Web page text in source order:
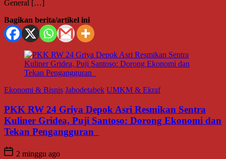
General […]
Bagikan berita/artikel ini
Ekonomi & Bisnis Jabodetabek UMKM & Ekraf
PKK RW 24 Griya Depok Asri Resmikan Sentra
Kuliner Gridea, Puji Santoso: Dorong Ekonomi dan
Tekan Pengangguran
2 minggu ago